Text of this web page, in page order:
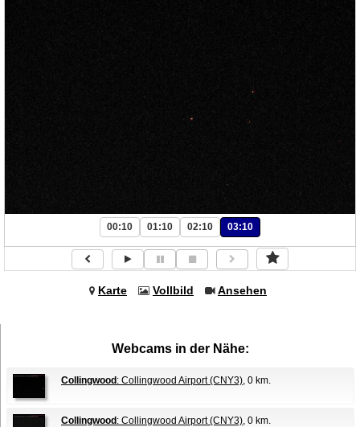
00:10 01:10 02:10 03:10
Karte Vollbild Ansehen
Webcams in der Nähe:
Collingwood : Collingwood Airport (CNY3), 0 km.
Collingwood : Collingwood Airport (CNY3), 0 km.